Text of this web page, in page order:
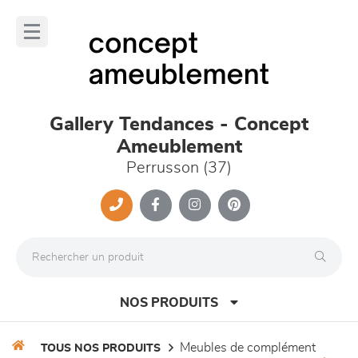
Gallery Tendances - Concept
Ameublement
Perrusson (37)
NOS PRODUITS
TOUS NOS PRODUITS meubles de complément